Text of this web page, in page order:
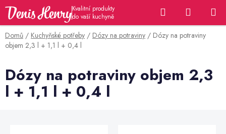
Přejít
obsah
Hledat
KOŠÍK
Domů / Kuchyňské potřeby / Dózy na potraviny / Dózy na potraviny
objem 2,3 l + 1,1 l + 0,4 l
Dózy na potraviny objem 2,3
l + 1,1 l + 0,4 l